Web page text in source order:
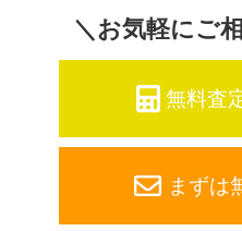
＼お気軽にご
無料査
まずは